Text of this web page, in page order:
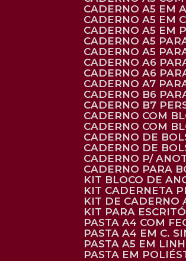
CADERNO A5 EM
CADERNO A5 EM
CADERNO A5 EM
CADERNO A5
CADERNO A5
CADERNO A6
CADERNO A6
CADERNO A7
CADERNO B6
CADERNO B7
CADERNO COM
CADERNO COM
CADERNO DE
CADERNO DE
CADERNO P/
CADERNO PARA
KIT BLOCO DE
KIT CADERNETA
KIT DE
KIT PARA
PASTA A4 COM
PASTA A4 EM C.
PASTA A5 EM
PASTA EM